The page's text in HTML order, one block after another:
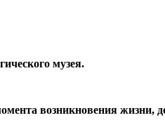
музея.
возникновения жизни,